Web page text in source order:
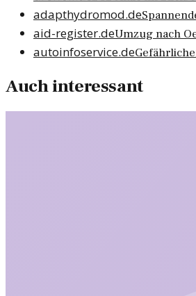
adapthydromod.de
aid-register.deUmzug nach
autoinfoservice.de
Auch interessant